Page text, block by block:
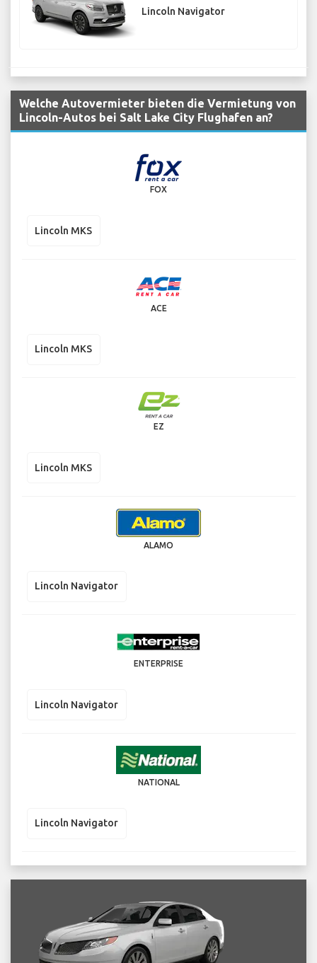
Lincoln Navigator
Welche Autovermieter bieten die Vermietung von
Lincoln-Autos bei Salt Lake City Flughafen an?
FOX
Lincoln MKS
ACE
Lincoln MKS
EZ
Lincoln MKS
ALAMO
Lincoln Navigator
ENTERPRISE
Lincoln Navigator
NATIONAL
Lincoln Navigator